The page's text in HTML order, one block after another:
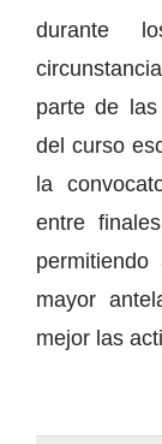
durante
parte de
del curso
la
entre
mayor
mejor las